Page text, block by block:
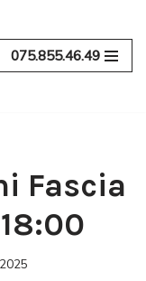
075.855.46.49
Fascia